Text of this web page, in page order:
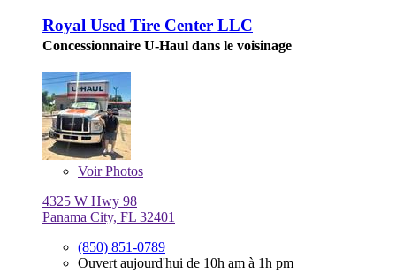
Royal Used Tire Center LLC
Concessionnaire U-Haul dans le voisinage
VoirPhotos
4325 W Hwy 98
Panama City, FL 32401
(850) 851-0789
Ouvert aujourd'hui de 10h am à 1h pm